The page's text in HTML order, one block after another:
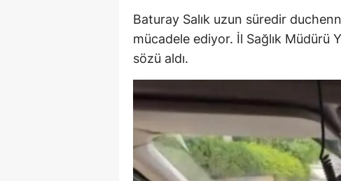
Edirne
Erzurum
Baturay Salık uzun süredir
mücadele ediyor. İl Sağlık Müdürü
sözü aldı.